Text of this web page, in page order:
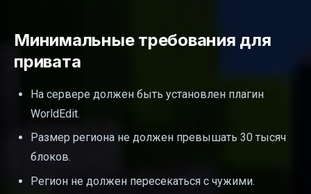
Минимальные требования для
привата
На сервере должен быть установлен плагин
WorldEdit.
Размер региона не должен превышать 30 тысяч
блоков.
Регион не должен пересекаться с чужими.